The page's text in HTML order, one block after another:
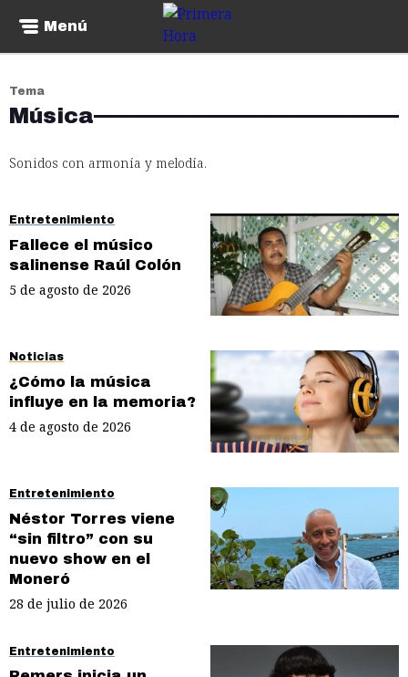
Menú
Tema
Música
Sonidos con armonía y melodía.
Entretenimiento
Fallece el músico
salinense Raúl Colón
5 de agosto de 2026
Noticias
¿Cómo la música
influye en la memoria?
4 de agosto de 2026
Entretenimiento
Néstor Torres viene
“sin filtro” con su
nuevo show en el
Moneró
28 de julio de 2026
Entretenimiento